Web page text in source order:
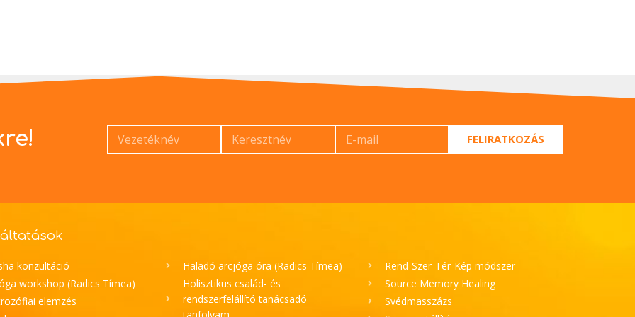
FELIRATKOZÁS
konzultáció
workshop (Radics Tímea)
elemzés
Haladó arcjóga óra (Radics Tímea)
Holisztikus család- és
rendszerfelállító tanácsadó
tanfolyam
Rend-Szer-Tér-Kép módszer
Source Memory Healing
Svédmasszázs